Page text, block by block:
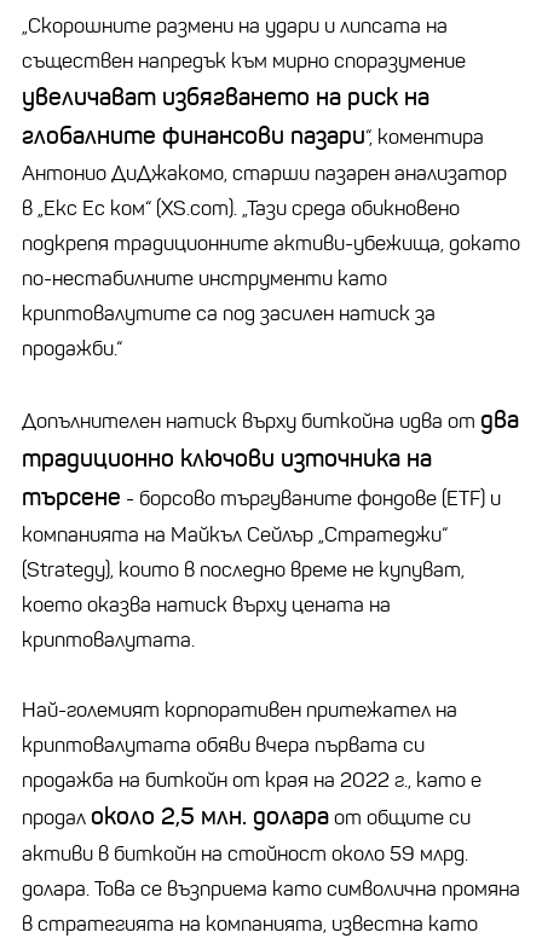
„Скорошните размени на удари и липсата на
съществен напредък към мирно споразумение
увеличават избягването на риск на
глобалните финансови пазари“, коментира
Антонио ДиДжакомо, старши пазарен анализатор
в „Екс Ес ком“ (XS.com). „Тази среда обикновено
подкрепя традиционните активи-убежища, докато
по-нестабилните инструменти като
криптовалутите са под засилен натиск за
продажби.“
Допълнителен натиск върху биткойна идва от два
традиционно ключови източника на
търсене - борсово търгуваните фондове (ETF) и
компанията на Майкъл Сейлър „Стратеджи“
(Strategy), които в последно време не купуват,
което оказва натиск върху цената на
криптовалутата.
Най-големият корпоративен притежател на
криптовалутата обяви вчера първата си
продажба на биткойн от края на 2022 г., като е
продал около 2,5 млн. долараот общите си
активи в биткойн на стойност около 59 млрд.
долара. Това се възприема като символична промяна
в стратегията на компанията, известна като